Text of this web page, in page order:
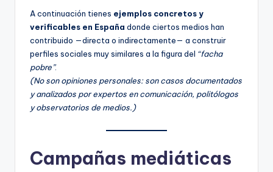
A continuación tienes ejemplos concretos y
verificables en España donde ciertos medios han
contribuido —directa o indirectamente— a construir
perfiles sociales muy similares a la figura del “facha
pobre”.
(No son opiniones personales: son casos documentados
y analizados por expertos en comunicación, politólogos
y observatorios de medios.)
Campañas mediáticas